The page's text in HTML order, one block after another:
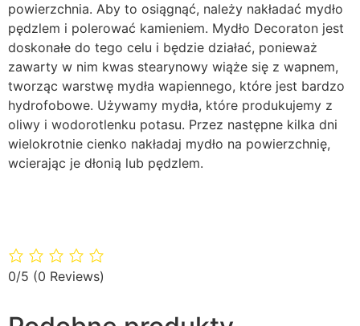
powierzchnia. Aby to osiągnąć, należy nakładać mydło
pędzlem i polerować kamieniem. Mydło Decoraton jest
doskonałe do tego celu i będzie działać, ponieważ
zawarty w nim kwas stearynowy wiąże się z wapnem,
tworząc warstwę mydła wapiennego, które jest bardzo
hydrofobowe. Używamy mydła, które produkujemy z
oliwy i wodorotlenku potasu. Przez następne kilka dni
wielokrotnie cienko nakładaj mydło na powierzchnię,
wcierając je dłonią lub pędzlem.
0/5 (0 Reviews)